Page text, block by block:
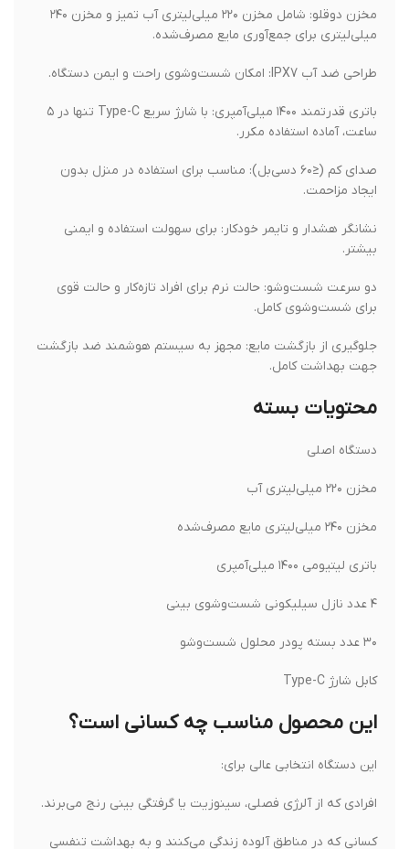
مخزن دوقلو: شامل مخزن ۲۲۰ میلی‌لیتری آب تمیز و مخزن ۲۴۰
میلی‌لیتری برای جمع‌آوری مایع مصرف‌شده.
طراحی ضد آب IPX7: امکان شست‌وشوی راحت و ایمن دستگاه.
باتری قدرتمند ۱۴۰۰ میلی‌آمپری: با شارژ سریع Type-C تنها در ۵
ساعت، آماده استفاده مکرر.
صدای کم (≤۶۰ دسی‌بل): مناسب برای استفاده در منزل بدون
ایجاد مزاحمت.
نشانگر هشدار و تایمر خودکار: برای سهولت استفاده و ایمنی
بیشتر.
دو سرعت شست‌وشو: حالت نرم برای افراد تازه‌کار و حالت قوی
برای شست‌وشوی کامل.
جلوگیری از بازگشت مایع: مجهز به سیستم هوشمند ضد بازگشت
جهت بهداشت کامل.
محتویات بسته
دستگاه اصلی
مخزن ۲۲۰ میلی‌لیتری آب
مخزن ۲۴۰ میلی‌لیتری مایع مصرف‌شده
باتری لیتیومی ۱۴۰۰ میلی‌آمپری
کابل شارژ Type-C
این محصول مناسب چه کسانی است؟
این دستگاه انتخابی عالی برای:
افرادی که از آلرژی فصلی، سینوزیت یا گرفتگی بینی رنج می‌برند.
کسانی که در مناطق آلوده زندگی می‌کنند و به بهداشت تنفسی